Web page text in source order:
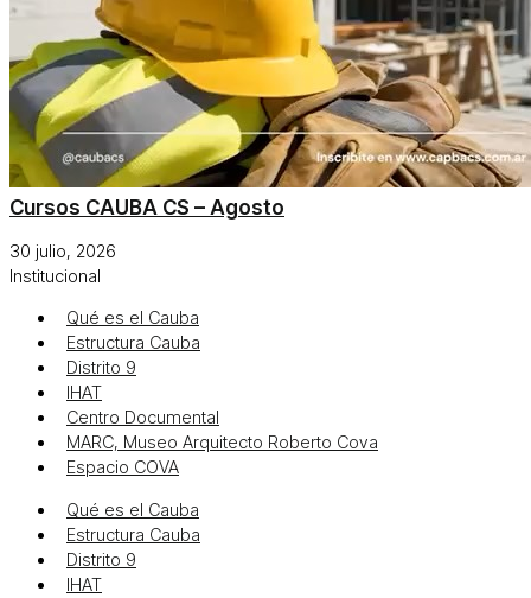
Cursos CAUBA CS – Agosto
30 julio, 2026
Institucional
Qué es el Cauba
Estructura Cauba
Distrito 9
IHAT
Centro Documental
MARC, Museo Arquitecto Roberto Cova
Espacio COVA
Qué es el Cauba
Estructura Cauba
Distrito 9
IHAT